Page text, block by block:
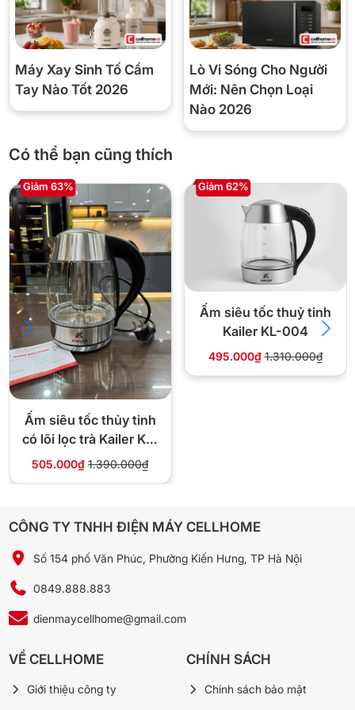
Thương hiệu Braun (Đức)
Dung tích
2200W
Thời gian sôi ~45 giây / 200ml
Chất liệu Vỏ + ruột inox cao cấp
Tay cầm/Nắp Nhựa cách nhiệt
An toàn 4 lớp bảo vệ, khóa nắp
Đế Xoay 360°, tiếp xúc cách điện
Tiện ích Thang đo mực nước trên thân
🏪 Vì sao mua tại Cellhome
✅ Chính hãng, xuất hóa đơn VAT đầy đủ
🔄 Đổi trả 10 ngày nếu lỗi nhà sản xuất
1.190.000₫ 1.980.000₫ -40%
📞 Gọi 0849.888.883 💬 Chat Zalo
Vỏ inox có bị nóng khi đun không?
Máy Xay Sinh Tố Cầm
Tay Nào Tốt 2026
Lò Vi Sóng Cho Người
Mới: Nên Chọn Loại
Nào 2026
Có thể bạn cũng thích
Giảm 63%
Ấm siêu tốc thủy tinh
có lõi lọc trà Kailer KL-
268
505.000₫ 1.390.000₫
Giảm 62%
Ấm siêu tốc thuỷ tinh
Kailer KL-004
495.000₫ 1.310.000₫
CÔNG TY TNHH ĐIỆN MÁY CELLHOME
Số 154 phố Văn Phúc, Phường Kiến Hưng, TP Hà Nội
0849.888.883
dienmaycellhome@gmail.com
VỀ CELLHOME
Giới thiệu công ty
CHÍNH SÁCH
Chính sách bảo mật